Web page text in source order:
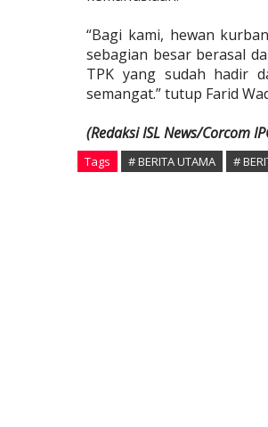
“Bagi kami, hewan
sebagian besar berasal
TPK yang sudah hadir
semangat.” tutup Farid
(Redaksi ISL News/Corcom
Tags # BERITA UTAMA #